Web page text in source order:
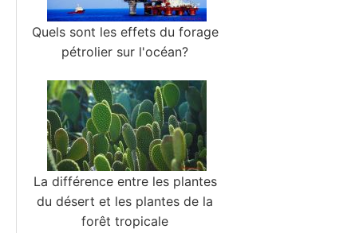
Quels sont les effets du forage
pétrolier sur l'océan?
La différence entre les plantes
du désert et les plantes de la
forêt tropicale